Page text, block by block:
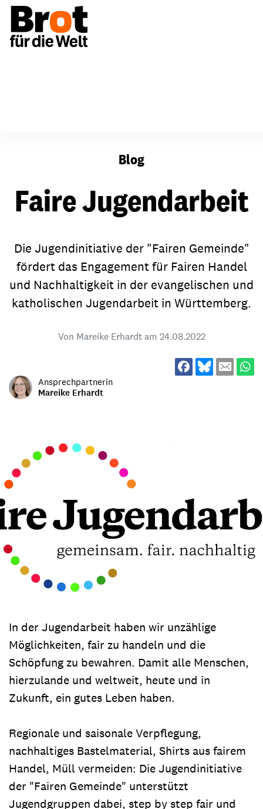
Blog
Faire Jugendarbeit
Die Jugendinitiative der "Fairen Gemeinde"
fördert das Engagement für Fairen Handel
und Nachhaltigkeit in der evangelischen und
katholischen Jugendarbeit in Württemberg.
Von Mareike Erhardt am 24.08.2022
Ansprechpartnerin
Mareike Erhardt
In der Jugendarbeit haben wir unzählige
Möglichkeiten, fair zu handeln und die
Schöpfung zu bewahren. Damit alle Menschen,
hierzulande und weltweit, heute und in
Zukunft, ein gutes Leben haben.
Regionale und saisonale Verpflegung,
nachhaltiges Bastelmaterial, Shirts aus fairem
Handel, Müll vermeiden: Die Jugendinitiative
der "Fairen Gemeinde" unterstützt
Jugendgruppen dabei, step by step fair und